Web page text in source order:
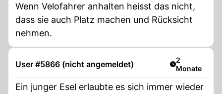
Wenn Velofahrer anhalten heisst das nicht,
dass sie auch Platz machen und Rücksicht
nehmen.
User #5866 (nicht angemeldet) Artikel
2
Monate
Ein junger Esel erlaubte es sich immer wieder